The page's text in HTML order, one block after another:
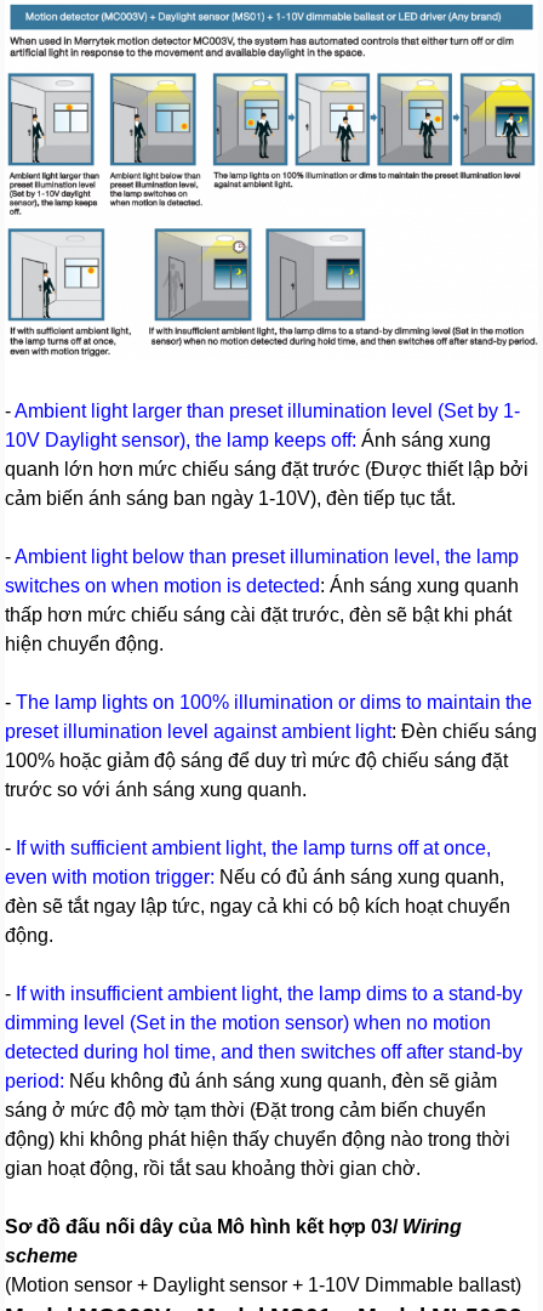
-Ambient light larger than preset illumination level (Set by 1-
10V Daylight sensor), the lamp keeps off: Ánh sáng xung
quanh lớn hơn mức chiếu sáng đặt trước (Được thiết lập bởi
cảm biến ánh sáng ban ngày 1-10V), đèn tiếp tục tắt.
-Ambient light below than preset illumination level, the lamp
switches on when motion is detected: Ánh sáng xung quanh
thấp hơn mức chiếu sáng cài đặt trước, đèn sẽ bật khi phát
hiện chuyển động.
-The lamp lights on 100% illumination or dims to maintain the
preset illumination level against ambient light: Đèn chiếu sáng
100% hoặc giảm độ sáng để duy trì mức độ chiếu sáng đặt
trước so với ánh sáng xung quanh.
- If with sufficient ambient light, the lamp turns off at once,
even with motion trigger: Nếu có đủ ánh sáng xung quanh,
đèn sẽ tắt ngay lập tức, ngay cả khi có bộ kích hoạt chuyển
động.
- If with insufficient ambient light, the lamp dims to a stand-by
dimming level (Set in the motion sensor) when no motion
detected during hol time, and then switches off after stand-by
period: Nếu không đủ ánh sáng xung quanh, đèn sẽ giảm
sáng ở mức độ mờ tạm thời (Đặt trong cảm biến chuyển
động) khi không phát hiện thấy chuyển động nào trong thời
gian hoạt động, rồi tắt sau khoảng thời gian chờ.
Sơ đồ đấu nối dây của Mô hình kết hợp 03/ Wiring
scheme
(Motion sensor + Daylight sensor + 1-10V Dimmable ballast)